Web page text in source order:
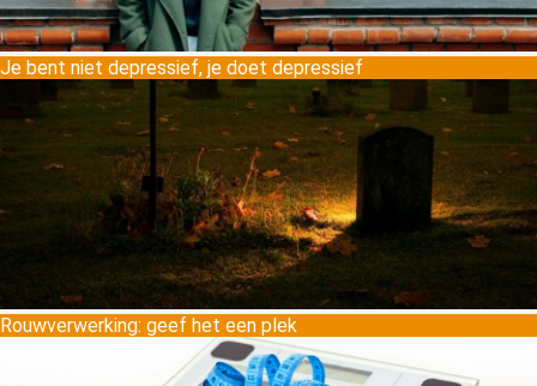
Je bent niet depressief, je doet depressief
Rouwverwerking: geef het een plek